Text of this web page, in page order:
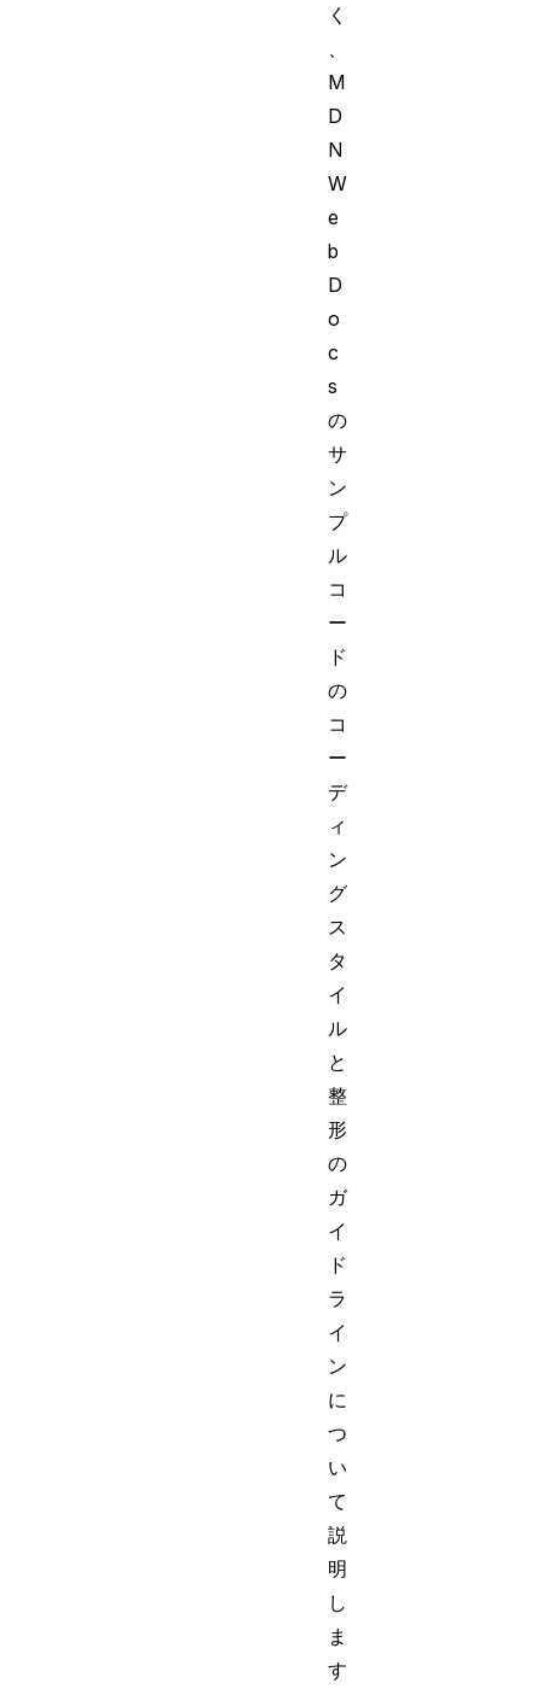
く
M
D
N
W
e
b
D
o
c
s
の
サ
ン
プ
ル
コ
ー
ド
の
コ
ー
デ
ィ
ン
グ
ス
タ
イ
ル
と
整
形
の
ガ
イ
ド
ラ
イ
ン
に
つ
い
て
説
明
し
ま
す